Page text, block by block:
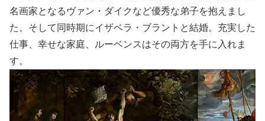
名画家となるヴァン・ダイクなど優秀な弟子を抱えまし
た。そして同時期にイザベラ・ブラントと結婚。充実した
仕事、幸せな家庭、ルーベンスはその両方を手に入れま
す。